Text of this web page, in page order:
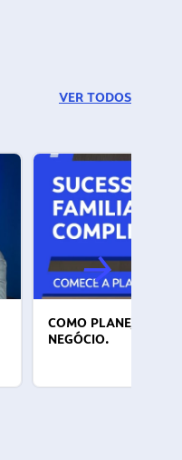
VER TODOS
COMO PLANEJAR A
NEGÓCIO.